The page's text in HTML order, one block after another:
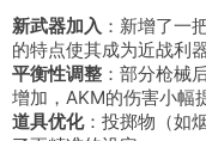
新武器加入 ：新增了一
的特点使其成为近战利器
平衡性调整 ：部分枪械
增加，AKM的伤害小幅
道具优化：投掷物（如